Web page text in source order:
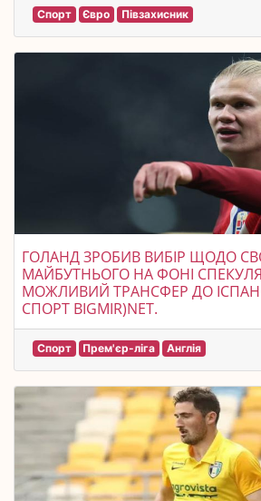
Спорт Євро Півзахисник
ГОЛАНД ЗРОБИВ ВИБІР ЩОДО
МАЙБУТНЬОГО НА ФОНІ
МОЖЛИВИЙ ТРАНСФЕР ДО
СПОРТ BIGMIR)NET.
Спорт Прем'єр-ліга Англія